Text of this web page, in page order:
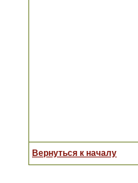
Вернуться к началу